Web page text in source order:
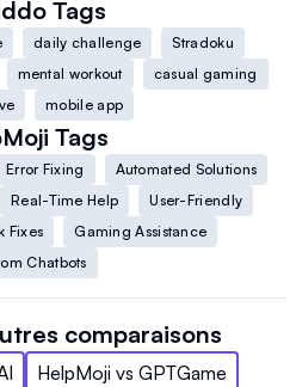
Tags
daily challenge
Stradoku
mental workout
casual gaming
mobile app
Tags
Error Fixing
Automated Solutions
Real-Time Help
User-Friendly
Fixes
Gaming Assistance
Chatbots
comparaisons
HelpMoji vs GPTGame